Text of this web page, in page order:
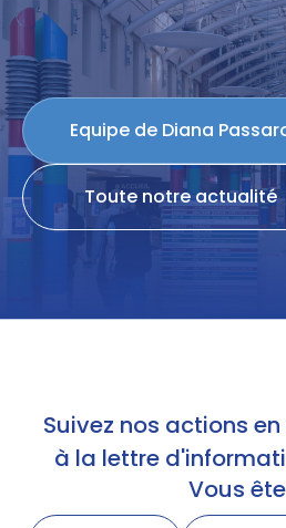
Equipe de Diana
Toute notre actualité
Suivez nos actions
à la lettre
Vous